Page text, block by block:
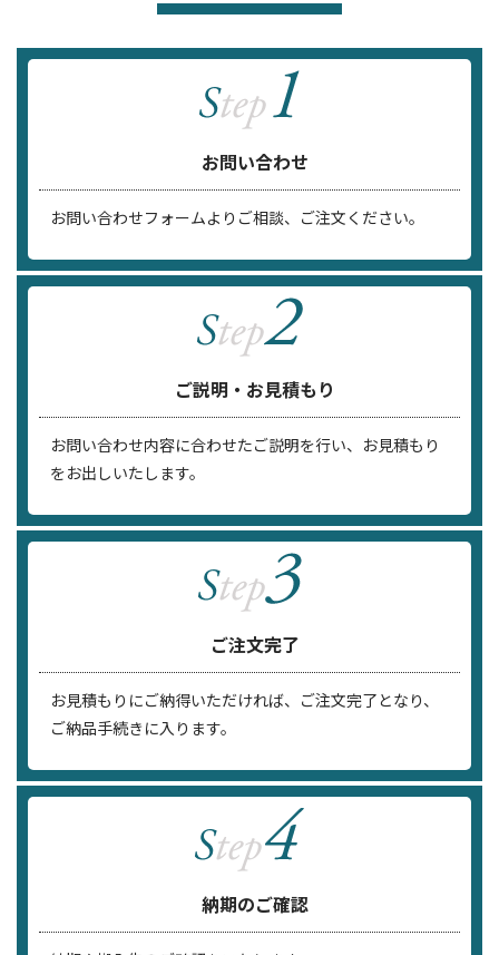
お問い合わせ
お問い合わせフォームよりご相談、ご注文ください。
ご説明・お見積もり
お問い合わせ内容に合わせたご説明を行い、お見積もり
をお出しいたします。
ご注文完了
お見積もりにご納得いただければ、ご注文完了となり、
ご納品手続きに入ります。
納期のご確認